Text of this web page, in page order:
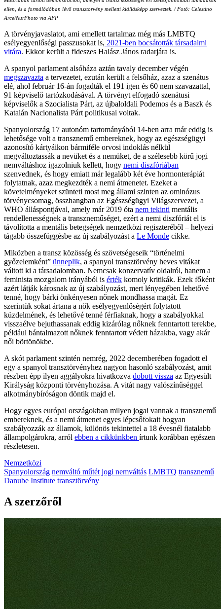
ellen, és a formálódóban lévő transztörvény melletti kiállásképp szerveztek. / Fotó: Celestino
Arce/NurPhoto via AFP
A törvényjavaslatot, ami emellett tartalmaz még más LMBTQ
esélyegyenlőségi passzusokat is, 2021-ben bocsátották társadalmi
vitára. Ekkor került a fideszes Halász János radarjára is.
A spanyol parlament alsóháza aztán tavaly december végén
megszavazta a tervezetet, ezután került a felsőház, azaz a szenátus
elé, ahol február 16-án fogadták el 191 igen és 60 nem szavazattal,
91 képviselő tartózkodásával. A törvényt elfogadó szenátusi
képviselők a Szocialista Párt, az újbaloldali Podemos és a Baszk és
Katalán Nacionalista Párt politikusai voltak.
Spanyolország 17 autonóm tartományából 14-ben arra már eddig is
lehetősége volt a transznemű embereknek, hogy az egészségügyi
azonosító kártyáikon bármiféle orvosi indoklás nélkül
megváltoztassák a nevüket és a nemüket, de a szélesebb körű jogi
nemváltáshoz igazolniuk kellett, hogy nemi diszfóriában
szenvednek, és hogy emiatt már legalább két éve hormonterápiát
folytatnak, azaz megkezdték a nemi átmenetet. Ezeket a
követelményeket szünteti most meg állami szinten az ominózus
törvénycsomag, összhangban az Egészségügyi Világszervezet, a
WHO álláspontjával, amely már 2019 óta nem tekinti mentális
rendellenességnek a transzneműséget, ezért a nemi diszfóriát el is
távolította a mentális betegségek nemzetközi regiszteréből – helyezi
tágabb összefüggésbe az új szabályozást a Le Monde cikke.
Miközben a transz közösség és szövetségeseik “történelmi
győzelemként” ünneplik, a spanyol transztörvény heves vitákat
váltott ki a társadalomban. Nemcsak konzervatív oldalról, hanem a
feminista mozgalom irányából is érték komoly kritikák. Ezek főként
azért látják károsnak az új szabályozást, mert lényegében lehetővé
tenné, hogy bárki önkényesen nőnek mondhassa magát. Ez
szerintük sokat ártana a nők esélyegyenlőségért folytatott
küzdelmének, és lehetővé tenné férfiaknak, hogy a szabályokkal
visszaélve bejuthassanak eddig kizárólag nőknek fenntartott terekbe,
például bántalmazott nőknek fenntartott védett házakba, vagy akár
női börtönökbe.
A skót parlament szintén nemrég, 2022 decemberében fogadott el
egy a spanyol transztörvényhez nagyon hasonló szabályozást, amit
részben épp ilyen aggályokra hivatkozva dobott vissza az Egyesült
Királyság központi törvényhozása. A vitát nagy valószínűséggel
alkotmánybíróságon döntik majd el.
Hogy egyes európai országokban milyen jogai vannak a transznemű
embereknek, és a nemi átmenet egyes lépcsőfokait hogyan
szabályozzák az államok, különös tekintettel a 18 évesnél fiatalabb
állampolgárokra, arról ebben a cikkünkben írtunk korábban egészen
részletesen.
Nemzetközi
Spanyolország nemváltó műtét jogi nemváltás LMBTQ transznemű
Danube Institute transztörvény
A szerzőről